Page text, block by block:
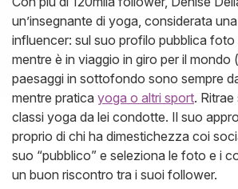
un’insegnante di yoga, considerata
influencer: sul suo profilo pubblica foto
mentre è in viaggio in giro per il mondo
paesaggi in sottofondo sono sempre
mentre pratica yoga o altri sport.
classi yoga da lei condotte. Il suo
proprio di chi ha dimestichezza coi
suo “pubblico” e seleziona le foto e i
un buon riscontro tra i suoi follower.